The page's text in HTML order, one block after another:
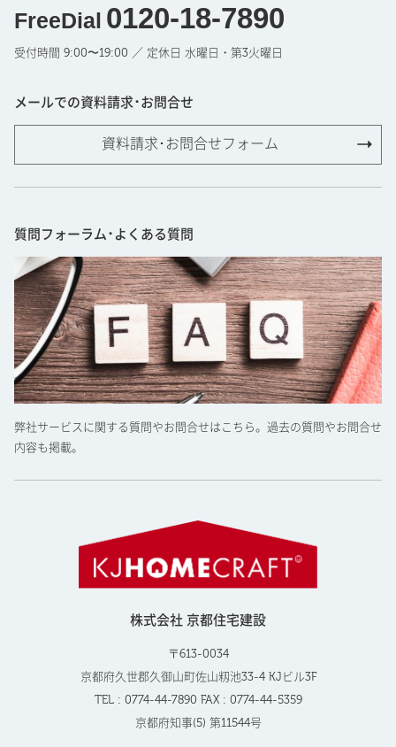
FreeDial 0120-18-7890
受付時間 9:00〜19:00 ／ 定休日 水曜日・第3火曜日
メールでの資料請求･お問合せ
資料請求･お問合せフォーム
質問フォーラム･よくある質問
弊社サービスに関する質問やお問合せはこちら。過去の質問やお問合せ
内容も掲載。
株式会社 京都住宅建設
〒613-0034
京都府久世郡久御山町佐山籾池33-4 KJビル3F
TEL : 0774-44-7890 FAX : 0774-44-5359
京都府知事(5) 第11544号